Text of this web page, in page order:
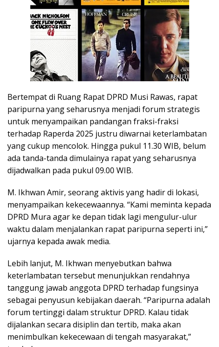
Bertempat di Ruang Rapat DPRD Musi Rawas, rapat
paripurna yang seharusnya menjadi forum strategis
untuk menyampaikan pandangan fraksi-fraksi
terhadap Raperda 2025 justru diwarnai keterlambatan
yang cukup mencolok. Hingga pukul 11.30 WIB, belum
ada tanda-tanda dimulainya rapat yang seharusnya
dijadwalkan pada pukul 09.00 WIB.
M. Ikhwan Amir, seorang aktivis yang hadir di lokasi,
menyampaikan kekecewaannya. “Kami meminta kepada
DPRD Mura agar ke depan tidak lagi mengulur-ulur
waktu dalam menjalankan rapat paripurna seperti ini,”
ujarnya kepada awak media.
Lebih lanjut, M. Ikhwan menyebutkan bahwa
keterlambatan tersebut menunjukkan rendahnya
tanggung jawab anggota DPRD terhadap fungsinya
sebagai penyusun kebijakan daerah. “Paripurna adalah
forum tertinggi dalam struktur DPRD. Kalau tidak
dijalankan secara disiplin dan tertib, maka akan
menimbulkan kekecewaan di tengah masyarakat,”